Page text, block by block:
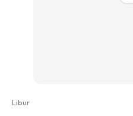
Libur